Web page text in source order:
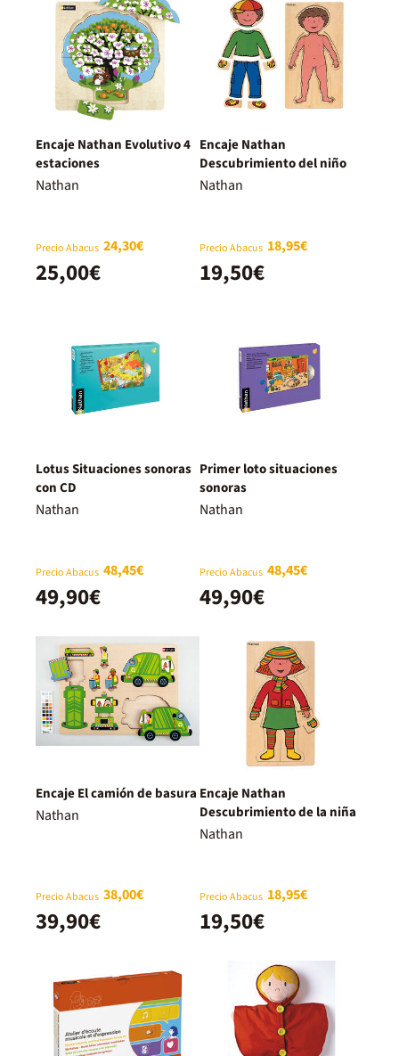
Encaje Nathan Evolutivo 4
estaciones
Nathan
Precio Abacus 24,30€
25,00€
Encaje Nathan
Descubrimiento del niño
Nathan
Precio Abacus 18,95€
19,50€
Lotus Situaciones sonoras
con CD
Nathan
Precio Abacus 48,45€
49,90€
Primer loto situaciones
sonoras
Nathan
Precio Abacus 48,45€
49,90€
Encaje El camión de basura
Nathan
Precio Abacus 38,00€
39,90€
Encaje Nathan
Descubrimiento de la niña
Nathan
Precio Abacus 18,95€
19,50€